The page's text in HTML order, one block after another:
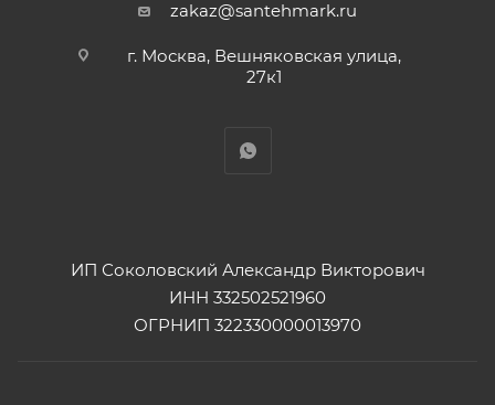
zakaz@santehmark.ru
г. Москва, Вешняковская улица,
27к1
ИП Соколовский Александр Викторович
ИНН 332502521960
ОГРНИП 322330000013970